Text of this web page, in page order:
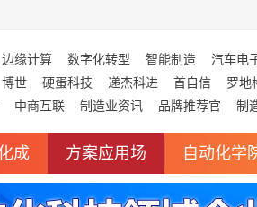
边缘计算 数字化转型 智能制造 汽车电
博世 硬蛋科技 递杰科进 首自信 罗地
中商互联 制造业资讯 品牌推荐官 制
成 方案应用场 自动化学